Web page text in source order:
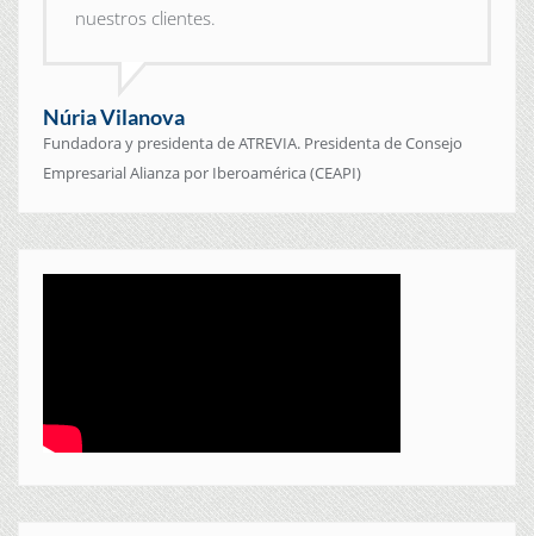
nuestros clientes.
Núria Vilanova
Fundadora y presidenta de ATREVIA. Presidenta de Consejo
Empresarial Alianza por Iberoamérica (CEAPI)